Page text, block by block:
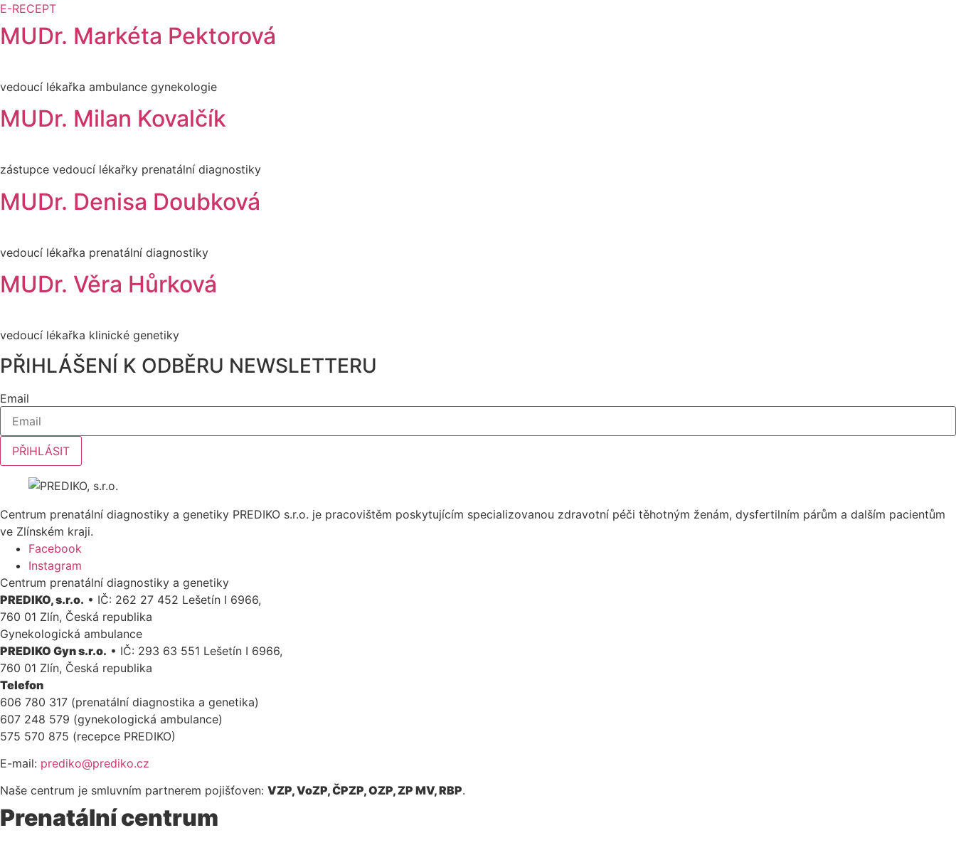
E-RECEPT
MUDr. Markéta Pektorová
vedoucí lékařka ambulance gynekologie
MUDr. Milan Kovalčík
zástupce vedoucí lékařky prenatální diagnostiky
MUDr. Denisa Doubková
vedoucí lékařka prenatální diagnostiky
MUDr. Věra Hůrková
vedoucí lékařka klinické genetiky
PŘIHLÁŠENÍ K ODBĚRU NEWSLETTERU
Email
PŘIHLÁSIT
Centrum prenatální diagnostiky a genetiky PREDIKO s.r.o. je pracovištěm poskytujícím specializovanou zdravotní péči těhotným ženám, dysfertilním párům a dalším pacientům
ve Zlínském kraji.
Facebook
Instagram
Centrum prenatální diagnostiky a genetiky
PREDIKO, s.r.o. • IČ: 262 27 452 Lešetín I 6966,
760 01 Zlín, Česká republika
Gynekologická ambulance
PREDIKO Gyn s.r.o. • IČ: 293 63 551 Lešetín I 6966,
760 01 Zlín, Česká republika
Telefon
606 780 317 (prenatální diagnostika a genetika)
607 248 579 (gynekologická ambulance)
575 570 875 (recepce PREDIKO)
E-mail: prediko@prediko.cz
Naše centrum je smluvním partnerem pojišťoven: VZP, VoZP, ČPZP, OZP, ZP MV, RBP.
Prenatální centrum